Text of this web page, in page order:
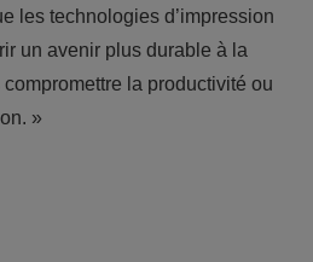
les technologies d’impression
un avenir plus durable à la
la productivité ou
»